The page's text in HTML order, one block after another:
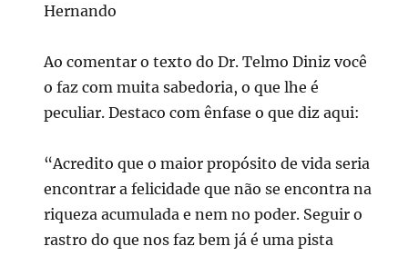
Hernando
Ao comentar o texto do Dr. Telmo Diniz você
o faz com muita sabedoria, o que lhe é
peculiar. Destaco com ênfase o que diz aqui:
“Acredito que o maior propósito de vida seria
encontrar a felicidade que não se encontra na
riqueza acumulada e nem no poder. Seguir o
rastro do que nos faz bem já é uma pista